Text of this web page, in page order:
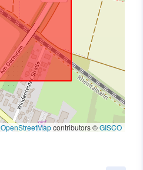
OpenStreetMapcontributors ©GISCO